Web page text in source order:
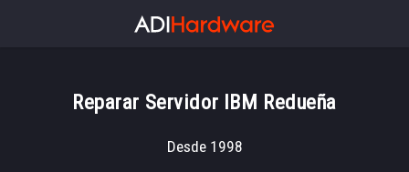
Reparar Servidor IBM Redueña
Desde 1998